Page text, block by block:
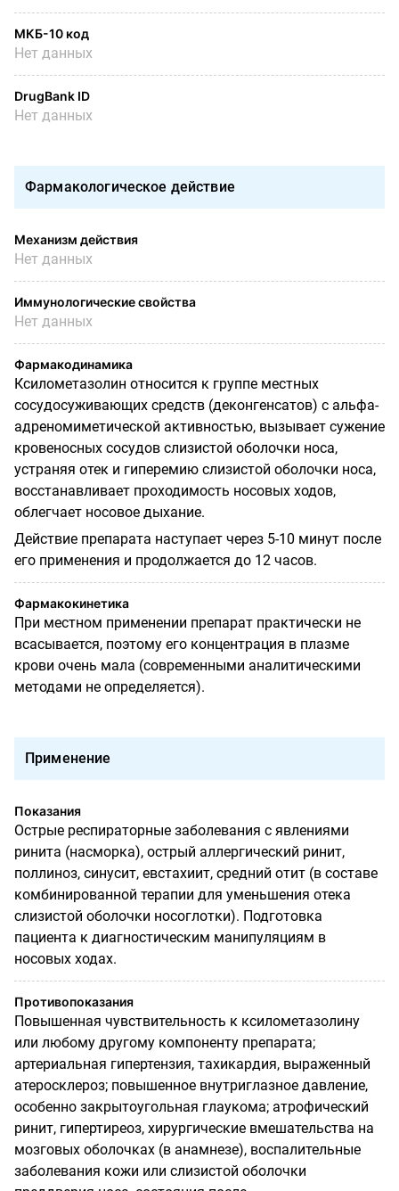
МКБ-10 код
Нет данных
DrugBank ID
Нет данных
Фармакологическое действие
Механизм действия
Нет данных
Иммунологические свойства
Нет данных
Фармакодинамика
Ксилометазолин относится к группе местных
сосудосуживающих средств (деконгенсатов) с альфа-
адреномиметической активностью, вызывает сужение
кровеносных сосудов слизистой оболочки носа,
устраняя отек и гиперемию слизистой оболочки носа,
восстанавливает проходимость носовых ходов,
облегчает носовое дыхание.
Действие препарата наступает через 5-10 минут после
его применения и продолжается до 12 часов.
Фармакокинетика
При местном применении препарат практически не
всасывается, поэтому его концентрация в плазме
крови очень мала (современными аналитическими
методами не определяется).
Применение
Показания
Острые респираторные заболевания с явлениями
ринита (насморка), острый аллергический ринит,
поллиноз, синусит, евстахиит, средний отит (в составе
комбинированной терапии для уменьшения отека
слизистой оболочки носоглотки). Подготовка
пациента к диагностическим манипуляциям в
носовых ходах.
Противопоказания
Повышенная чувствительность к ксилометазолину
или любому другому компоненту препарата;
артериальная гипертензия, тахикардия, выраженный
атеросклероз; повышенное внутриглазное давление,
особенно закрытоугольная глаукома; атрофический
ринит, гипертиреоз, хирургические вмешательства на
мозговых оболочках (в анамнезе), воспалительные
заболевания кожи или слизистой оболочки